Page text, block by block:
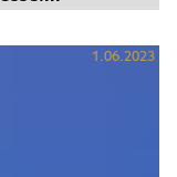
1.06.2023